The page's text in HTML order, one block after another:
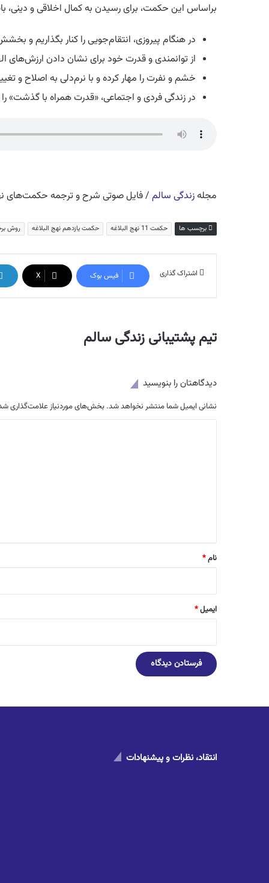
براساس این حکمت، برای رسیدن به کمال اخلاقی و دینی،
در هنگام پیروزی، انتقام‌جویی را کنار بگذاریم و
از توانمندی و قدرت خود برای نشان دادن ارزش‌های
خشم و نفرت را مهار کرده و با نرم‌دلی به اصلاح و
در زندگی فردی و اجتماعی، «قدرت همراه با گذشت» را
مجلهزندگی سالم / فایل صوتی شرح و ترجمه حکمت‌های
برچسب ها حکمت 11 نهج البلاغه حکمت یازدهم نهج البلاغه روش
اشتراک گذاری فیس بوک X
تیم پشتیبانی زندگی سالم
دیدگاهتان را بنویسید
نشانی ایمیل شما منتشر نخواهد شد. بخش‌های موردنیاز علامت‌گذاری
نام*
ایمیل*
انتقاد، نظرات و پیشنهادات